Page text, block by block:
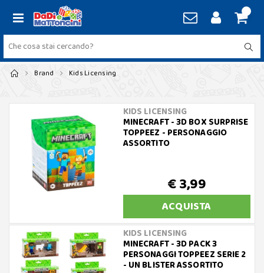
Brand Kids Licensing
KIDS LICENSING
MINECRAFT - 3D BOX SURPRISE
TOPPEEZ - PERSONAGGIO
ASSORTITO
€ 3,99
ACQUISTA
KIDS LICENSING
MINECRAFT - 3D PACK 3
PERSONAGGI TOPPEEZ SERIE 2
- UN BLISTER ASSORTITO